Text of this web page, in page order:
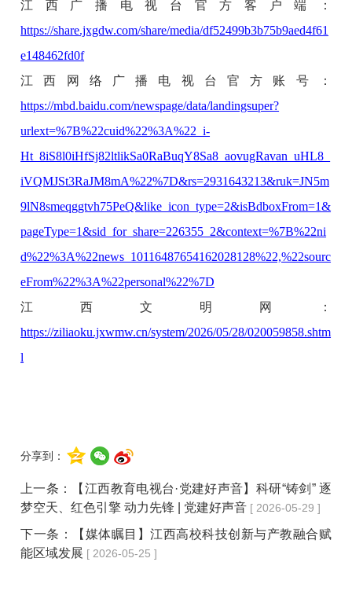
江西广播电视台官方客户端
：
https://share.jxgdw.com/share/media/df52499b3b75b9aed4f61
e148462fd0f
江西网络广播电视台官方账号
：
https://mbd.baidu.com/newspage/data/landingsuper?
urlext=%7B%22cuid%22%3A%22_i-
Ht_8iS8l0iHfSj82ltlikSa0RaBuqY8Sa8_aovugRavan_uHL8_
iVQMJSt3RaJM8mA%22%7D&rs=2931643213&ruk=JN5m
9lN8smeqggtvh75PeQ&like_icon_type=2&isBdboxFrom=1&
pageType=1&sid_for_share=226355_2&context=%7B%22ni
d%22%3A%22news_10116487654162028128%22,%22sourc
eFrom%22%3A%22personal%22%7D
江西文明网：
https://ziliaoku.jxwmw.cn/system/2026/05/28/020059858.shtm
l
分享到：
上一条：
【江西教育电视台·党建好声音】科研“铸剑” 逐
梦空天、红色引擎 动力先锋 | 党建好声音 [ 2026-05-29 ]
下一条：
【媒体瞩目】江西高校科技创新与产教融合赋
能区域发展 [ 2026-05-25 ]